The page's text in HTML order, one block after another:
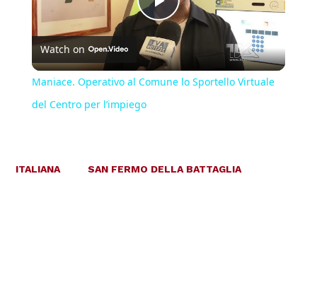
Play
Video
Watch on
Maniace. Operativo al Comune lo Sportello Virtuale
del Centro per l’impiego
ITALIANA SAN FERMO DELLA BATTAGLIA